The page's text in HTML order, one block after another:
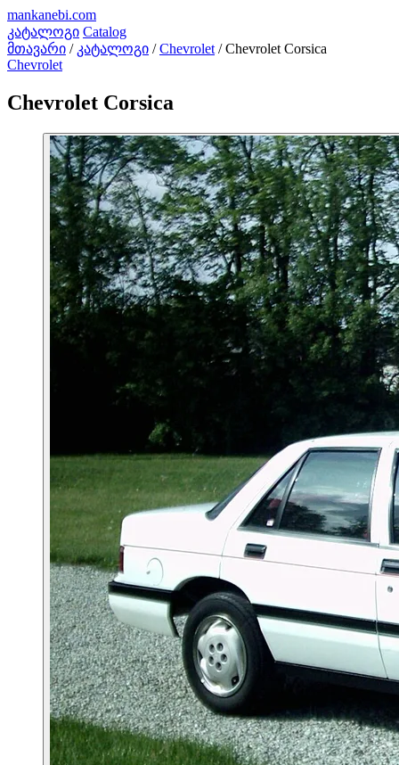
mankanebi.com
კატალოგი Catalog
მთავარი / კატალოგი / Chevrolet / Chevrolet Corsica
Chevrolet
Chevrolet Corsica